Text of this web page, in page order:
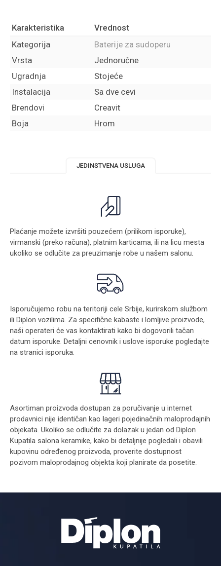
Karakteristika
Vrednost
Kategorija
Baterije za sudoperu
Vrsta
Jednoručne
Ugradnja
Stojeće
Instalacija
Sa dve cevi
Brendovi
Creavit
Boja
Hrom
JEDINSTVENA USLUGA
Plaćanje možete izvršiti pouzećem (prilikom isporuke),
virmanski (preko računa), platnim karticama, ili na licu mesta
ukoliko se odlučite za preuzimanje robe u našem salonu.
Isporučujemo robu na teritoriji cele Srbije, kurirskom službom
ili Diplon vozilima. Za specifične kabaste i lomljive proizvode,
naši operateri će vas kontaktirati kako bi dogovorili tačan
datum isporuke. Detaljni cenovnik i uslove isporuke pogledajte
na stranici isporuka.
Asortiman proizvoda dostupan za poručivanje u internet
prodavnici nije identičan kao lageri pojedinačnih maloprodajnih
objekata. Ukoliko se odlučite za dolazak u jedan od Diplon
Kupatila salona keramike, kako bi detaljnije pogledali i obavili
kupovinu određenog proizvoda, proverite dostupnost
pozivom maloprodajnog objekta koji planirate da posetite.